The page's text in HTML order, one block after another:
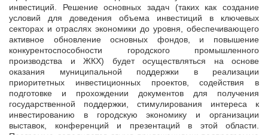
инвестиций. Решение основных задач (таких как создание
условий для доведения объема инвестиций в ключевых
секторах и отраслях экономики до уровня, обеспечивающего
активное обновление основных фондов, и повышение
конкурентоспособности городского промышленного
производства и ЖКХ) будет осуществляться на основе
оказания муниципальной поддержки в реализации
приоритетных инвестиционных проектов, содействия в
подготовке и прохождении документов для получения
государственной поддержки, стимулирования интереса к
инвестированию в городскую экономику и организации
выставок, конференций и презентаций в этой области.